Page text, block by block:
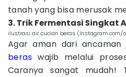
tanah yang bisa merusak
3. Trik Fermentasi Singkat
ilustrasi air cucian beras (Instagram.com/
Agar aman dari ancaman
beras wajib melalui
Caranya sangat mudah!